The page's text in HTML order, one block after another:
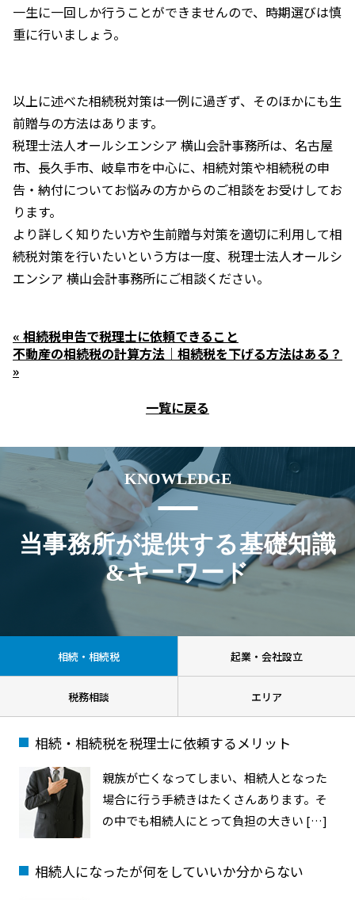
一生に一回しか行うことができませんので、時期選びは慎
重に行いましょう。
以上に述べた相続税対策は一例に過ぎず、そのほかにも生
前贈与の方法はあります。
税理士法人オールシエンシア 横山会計事務所は、名古屋
市、長久手市、岐阜市を中心に、相続対策や相続税の申
告・納付についてお悩みの方からのご相談をお受けしてお
ります。
より詳しく知りたい方や生前贈与対策を適切に利用して相
続税対策を行いたいという方は一度、税理士法人オールシ
エンシア 横山会計事務所にご相談ください。
« 相続税申告で税理士に依頼できること
不動産の相続税の計算方法｜相続税を下げる方法はある？
»
一覧に戻る
KNOWLEDGE
当事務所が提供する基礎知識
&キーワード
相続・相続税 起業・会社設立
税務相談 エリア
相続・相続税を税理士に依頼するメリット
親族が亡くなってしまい、相続人となった
場合に行う手続きはたくさんあります。そ
の中でも相続人にとって負担の大きい […]
相続人になったが何をしていいか分からない